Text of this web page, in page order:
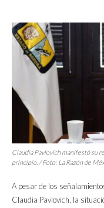
Claudia Pavlovich manifestó su
principio. / Foto: La Razón de
A pesar de los
Claudia Pavlovich, la